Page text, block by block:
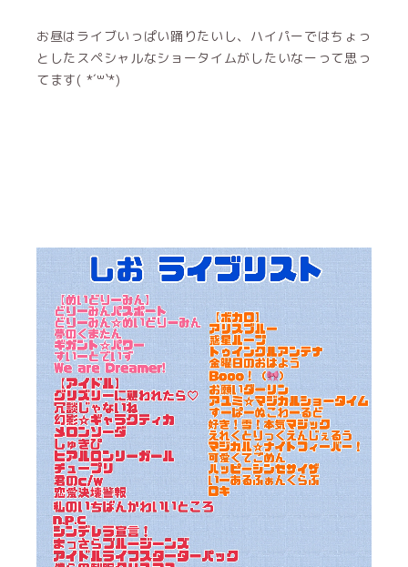
お昼はライブいっぱい踊りたいし、ハイパーではちょっ
としたスペシャルなショータイムがしたいなーって思っ
てます( *´꒳`*)